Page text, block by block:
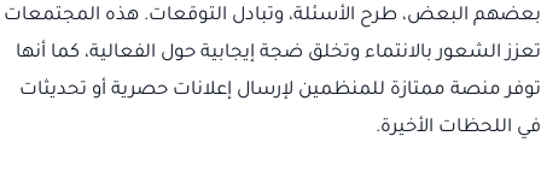
بعضهم البعض، طرح الأسئلة، وتبادل التوقعات. هذه المجتمعات
تعزز الشعور بالانتماء وتخلق ضجة إيجابية حول الفعالية، كما أنها
توفر منصة ممتازة للمنظمين لإرسال إعلانات حصرية أو تحديثات
في اللحظات الأخيرة.